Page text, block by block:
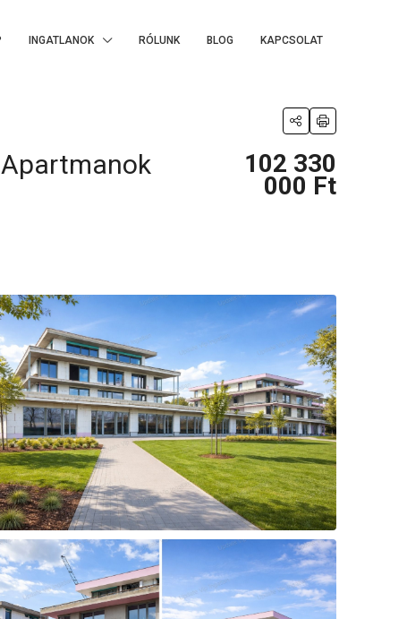
INGATLANOK RÓLUNK BLOG KAPCSOLAT
102 330
000 Ft